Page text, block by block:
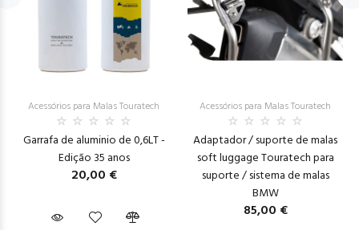
Acessórios para Malas Touratech
Garrafa de aluminio de 0,6LT -
Edição 35 anos
20,00 €
Acessórios para Malas Touratech
Adaptador / suporte de malas
soft luggage Touratech para
suporte / sistema de malas
BMW
85,00 €